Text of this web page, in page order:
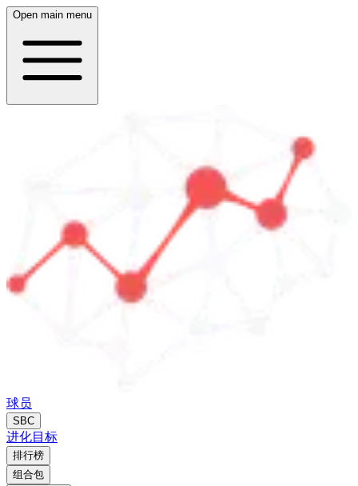
Open main menu
球员
SBC
进化目标
排行榜
组合包